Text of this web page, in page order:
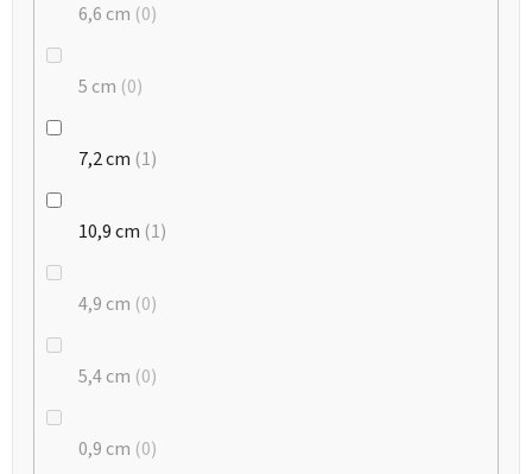
6,6 cm 0
5 cm 0
7,2 cm 1
10,9 cm 1
4,9 cm 0
5,4 cm 0
0,9 cm 0